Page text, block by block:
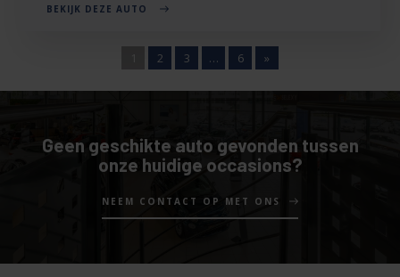
BEKIJK DEZE AUTO
2 3 … 6 »
Geen geschikte auto gevonden tussen
onze huidige occasions?
NEEM CONTACT OP MET ONS